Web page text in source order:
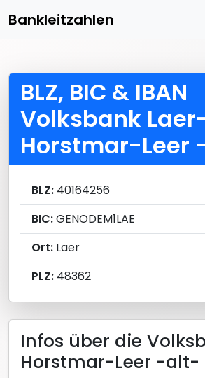
Bankleitzahlen
BLZ, BIC & IBAN
Volksbank
Horstmar-Leer
BLZ: 40164256
BIC:GENODEM1LAE
Ort: Laer
PLZ: 48362
Infos über die
Horstmar-Leer -alt-